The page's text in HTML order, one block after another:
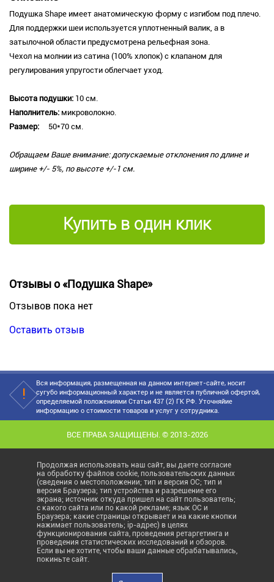
Подушка Shape имеет анатомическую форму с изгибом под плечо.
Для поддержки шеи используется уплотненный валик, а в
затылочной области предусмотрена рельефная зона.
Чехол на молнии из сатина (100% хлопок) с клапаном для
регулирования упругости облегчает уход.
Высота подушки: 10 см.
Наполнитель: микроволокно.
Размер:
50*70 см.
Обращаем Ваше внимание: допускаемые отклонения по длине и
ширине +/- 5%, по высоте +/-1 см.
Купить в один клик
Отзывы о «Подушка Shape»
Отзывов пока нет
Оставить отзыв
Вся информация, размещенная на данном интернет-сайте, носит
сугубо информационный характер и не является публичной офертой,
определяемой положениями Статьи 437 (2) ГК РФ. Уточняйие
информацию о стоимости товаров и услуг у сотрудника.
ВСЕ ПРАВА ЗАЩИЩЕНЫ. © 2013-2026
Продолжая использовать наш сайт, вы даете согласие
на обработку файлов cookie, пользовательских данных
(сведения о местоположении; тип и версия ОС; тип и
версия Браузера; тип устройства и разрешение его
экрана; источник откуда пришел на сайт пользователь;
с какого сайта или по какой рекламе; язык ОС и
Браузера; какие страницы открывает и на какие кнопки
нажимает пользователь; ip-адрес) в целях
функционирования сайта, проведения ретаргетинга и
проведения статистических исследований и обзоров.
Если вы не хотите, чтобы ваши данные обрабатывались,
покиньте сайт.